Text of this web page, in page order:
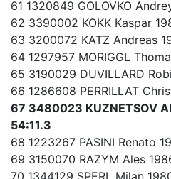
61 1320849 GOLOVKO
62 3390002 KOKK Kaspar
63 3200072 KATZ Andreas
64 1297957 MORIGGL
65 3190029 DUVILLARD
66 1286608 PERRILLAT
67 3480023 KUZNETSOV
54:11.3
68 1223267 PASINI Renato
69 3150070 RAZYM Ales
70 1344129 SPERL Milan